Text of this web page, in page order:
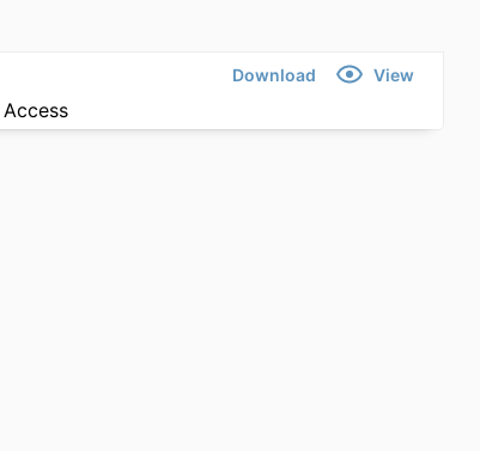
Download View